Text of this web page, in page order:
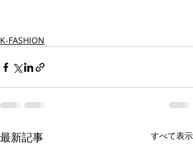
K-FASHION
最新記事 すべて表示